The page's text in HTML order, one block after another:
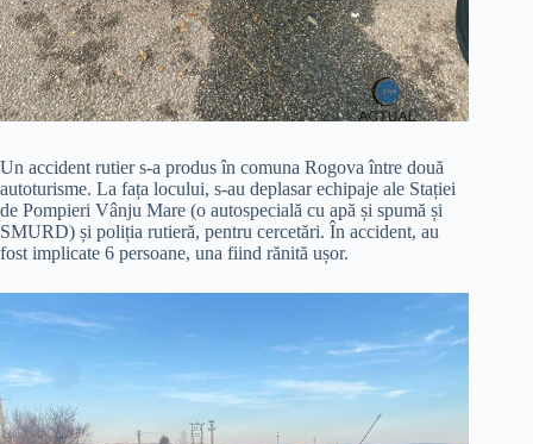
Un accident rutier s-a produs în comuna Rogova între două
autoturisme. La fața locului, s-au deplasar echipaje ale Stației
de Pompieri Vânju Mare (o autospecială cu apă și spumă și
SMURD) și poliția rutieră, pentru cercetări. În accident, au
fost implicate 6 persoane, una fiind rănită ușor.